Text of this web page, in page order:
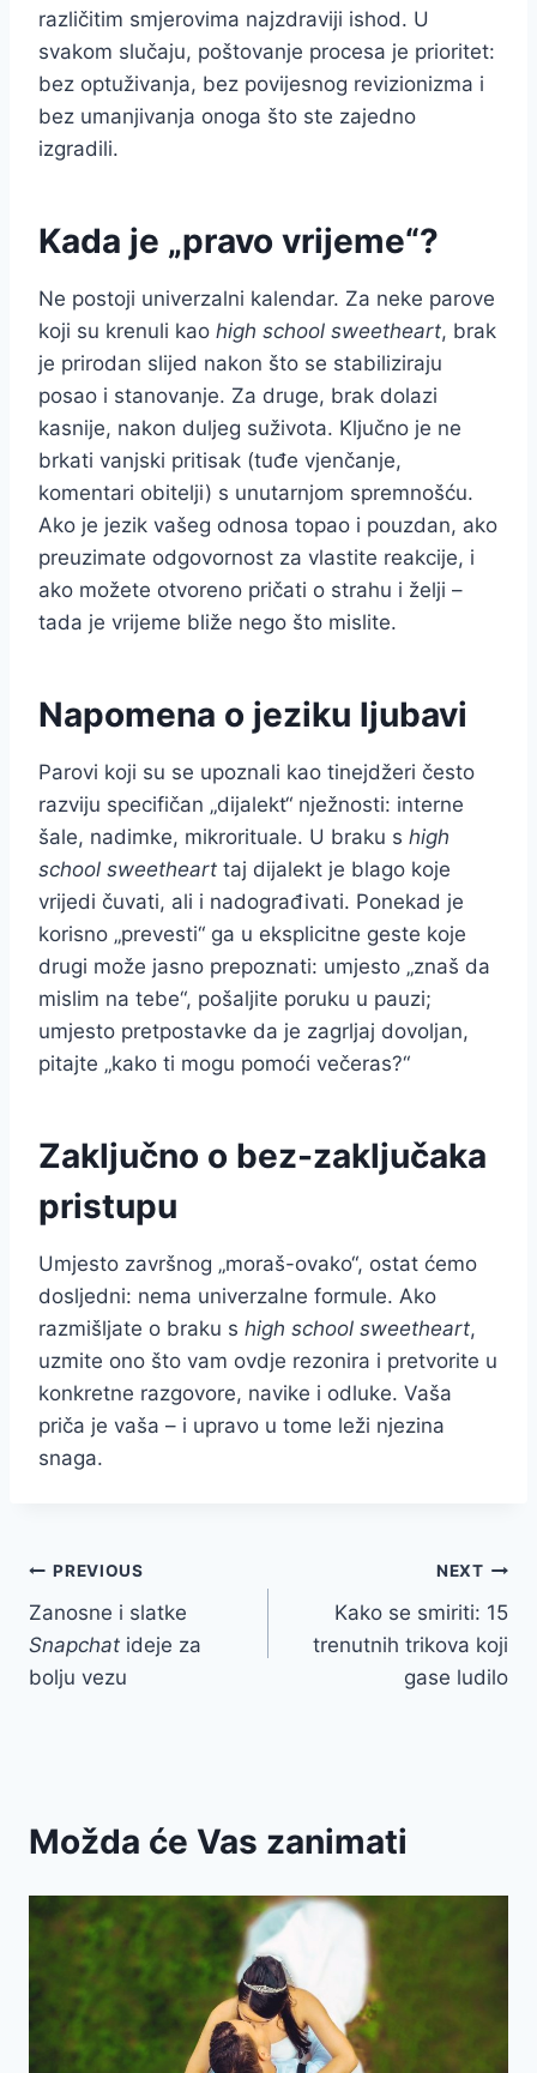
različitim smjerovima najzdraviji ishod. U
svakom slučaju, poštovanje procesa je prioritet:
bez optuživanja, bez povijesnog revizionizma i
bez umanjivanja onoga što ste zajedno
izgradili.
Kada je „pravo vrijeme“?
Ne postoji univerzalni kalendar. Za neke parove
koji su krenuli kao high school sweetheart, brak
je prirodan slijed nakon što se stabiliziraju
posao i stanovanje. Za druge, brak dolazi
kasnije, nakon duljeg suživota. Ključno je ne
brkati vanjski pritisak (tuđe vjenčanje,
komentari obitelji) s unutarnjom spremnošću.
Ako je jezik vašeg odnosa topao i pouzdan, ako
preuzimate odgovornost za vlastite reakcije, i
ako možete otvoreno pričati o strahu i želji –
tada je vrijeme bliže nego što mislite.
Napomena o jeziku ljubavi
Parovi koji su se upoznali kao tinejdžeri često
razviju specifičan „dijalekt“ nježnosti: interne
šale, nadimke, mikrorituale. U braku s high
school sweetheart taj dijalekt je blago koje
vrijedi čuvati, ali i nadograđivati. Ponekad je
korisno „prevesti“ ga u eksplicitne geste koje
drugi može jasno prepoznati: umjesto „znaš da
mislim na tebe“, pošaljite poruku u pauzi;
umjesto pretpostavke da je zagrljaj dovoljan,
pitajte „kako ti mogu pomoći večeras?“
Zaključno o bez-zaključaka
pristupu
Umjesto završnog „moraš-ovako“, ostat ćemo
dosljedni: nema univerzalne formule. Ako
razmišljate o braku s high school sweetheart,
uzmite ono što vam ovdje rezonira i pretvorite u
konkretne razgovore, navike i odluke. Vaša
priča je vaša – i upravo u tome leži njezina
snaga.
Post
navigation
PREVIOUS
Zanosne i slatke
Snapchat ideje za
bolju vezu
NEXT
Kako se smiriti: 15
trenutnih trikova koji
gase ludilo
Možda će Vas zanimati